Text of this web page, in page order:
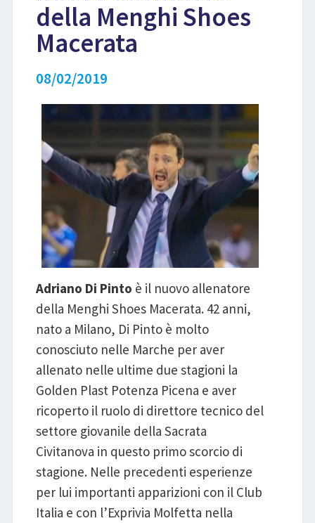
della Menghi Shoes
Macerata
08/02/2019
Adriano Di Pinto è il nuovo allenatore
della Menghi Shoes Macerata. 42 anni,
nato a Milano, Di Pinto è molto
conosciuto nelle Marche per aver
allenato nelle ultime due stagioni la
Golden Plast Potenza Picena e aver
ricoperto il ruolo di direttore tecnico del
settore giovanile della Sacrata
Civitanova in questo primo scorcio di
stagione. Nelle precedenti esperienze
per lui importanti apparizioni con il Club
Italia e con l’Exprivia Molfetta nella